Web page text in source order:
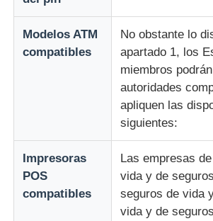
Piezas de cajero automático
Partes de cajeros automáticos
Partes de cajeros automáticos de
Componentes de cajeros
Piezas del cajero automático de
Modelos ATM
compatibles
No obstante lo
apartado 1, los
miembros
autoridades
apliquen las
siguientes:
Impresoras
POS
compatibles
Las empresas
vida y de
seguros de vida
vida y de